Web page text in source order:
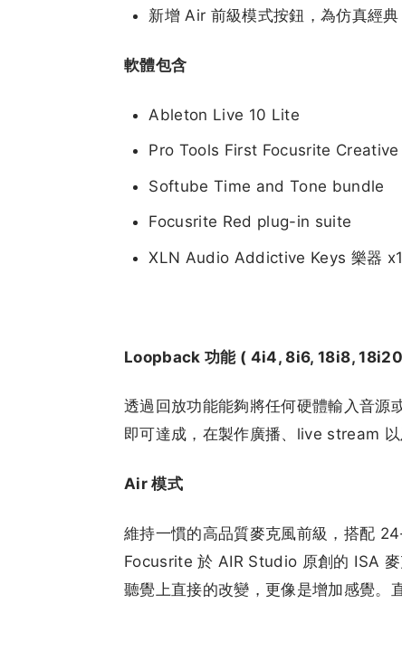
新增 Air 前級模式按鈕，為仿真經
軟體包含
Ableton Live 10 Lite
Pro Tools First Focusrite Creative
Softube Time and Tone bundle
Focusrite Red plug-in suite
XLN Audio Addictive Keys 樂器 x1
Loopback 功能 ( 4i4, 8i6, 18i8,
透過回放功能能夠將任何硬體輸入音源
即可達成，在製作廣播、live stream 以
Air 模式
維持一慣的高品質麥克風前級，搭配
Focusrite 於 AIR Studio 原創的 ISA
聽覺上直接的改變，更像是增加感覺。